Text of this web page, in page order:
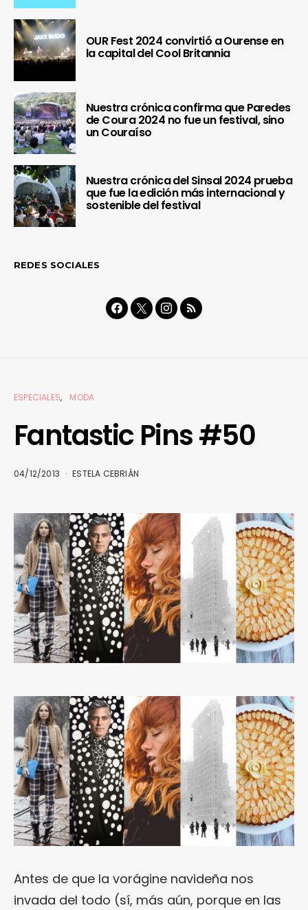
OUR Fest 2024 convirtió a Ourense en
la capital del Cool Britannia
Nuestra crónica confirma que Paredes
de Coura 2024 no fue un festival, sino
un Couraíso
Nuestra crónica del Sinsal 2024 prueba
que fue la edición más internacional y
sostenible del festival
REDES SOCIALES
ESPECIALES MODA
Fantastic Pins #50
04/12/2013 ESTELA CEBRIÁN
Antes de que la vorágine navideña nos
invada del todo (sí, más aún, porque en las